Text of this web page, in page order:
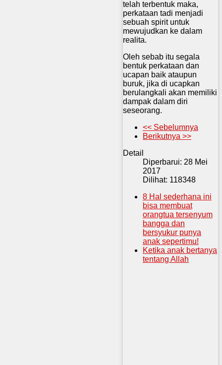
telah terbentuk maka,
perkataan tadi menjadi
sebuah spirit untuk
mewujudkan ke dalam
realita.
Oleh sebab itu segala
bentuk perkataan dan
ucapan baik ataupun
buruk, jika di ucapkan
berulangkali akan memiliki
dampak dalam diri
seseorang.
<< Sebelumnya
Berikutnya >>
Detail
Diperbarui: 28 Mei
2017
Dilihat: 118348
8 Hal sederhana ini
bisa membuat
orangtua tersenyum
bangga dan
bersyukur punya
anak sepertimu!
Ketika anak bertanya
tentang Allah